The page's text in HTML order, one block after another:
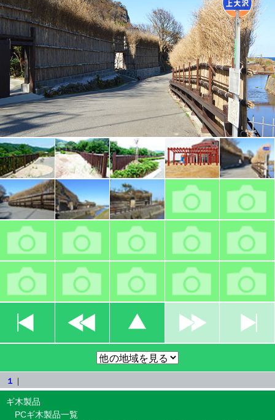
▼
１ ｜
ギ木製品
PCギ木製品一覧